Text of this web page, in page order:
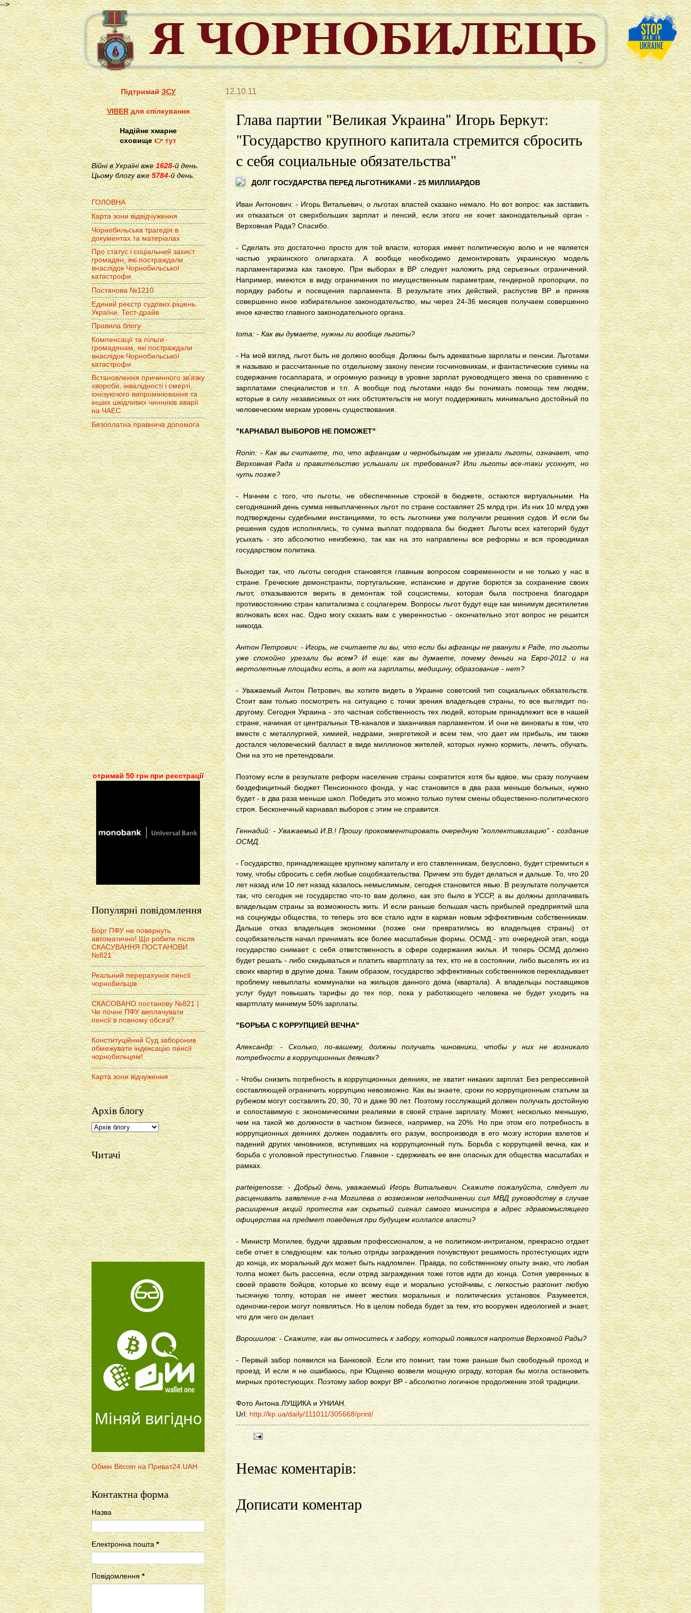
-->
12.10.11
Глава партии "Великая Украина" Игорь Беркут:
"Государство крупного капитала стремится сбросить
с себя социальные обязательства"
ДОЛГ ГОСУДАРСТВА ПЕРЕД ЛЬГОТНИКАМИ - 25 МИЛЛИАРДОВ
Иван Антонович: - Игорь Витальевич, о льготах властей сказано немало. Но вот вопрос: как заставить
их отказаться от сверхбольших зарплат и пенсий, если этого не хочет законодательный орган -
Верховная Рада? Спасибо.
- Сделать это достаточно просто для той власти, которая имеет политическую волю и не является
частью украинского олигархата. А вообще необходимо демонтировать украинскую модель
парламентаризма как таковую. При выборах в ВР следует наложить ряд серьезных ограничений.
Например, имеются в виду ограничения по имущественным параметрам, гендерной пропорции, по
порядку работы и посещения парламента. В результате этих действий, распустив ВР и приняв
совершенно иное избирательное законодательство, мы через 24-36 месяцев получаем совершенно
иное качество главного законодательного органа.
toma: - Как вы думаете, нужны ли вообще льготы?
- На мой взгляд, льгот быть не должно вообще. Должны быть адекватные зарплаты и пенсии. Льготами
я называю и рассчитанные по отдельному закону пенсии госчиновникам, и фантастические суммы на
содержание госаппарата, и огромную разницу в уровне зарплат руководящего звена по сравнению с
зарплатами специалистов и т.п. А вообще под льготами надо бы понимать помощь тем людям,
которые в силу независимых от них обстоятельств не могут поддерживать минимально достойный по
человеческим меркам уровень существования.
"КАРНАВАЛ ВЫБОРОВ НЕ ПОМОЖЕТ"
Ronin: - Как вы считаете, то, что афганцам и чернобыльцам не урезали льготы, означает, что
Верховная Рада и правительство услышали их требования? Или льготы все-таки усохнут, но
чуть позже?
- Начнем с того, что льготы, не обеспеченные строкой в бюджете, остаются виртуальными. На
сегодняшний день сумма невыплаченных льгот по стране составляет 25 млрд грн. Из них 10 млрд уже
подтверждены судебными инстанциями, то есть льготники уже получили решения судов. И если бы
решения судов исполнялись, то сумма выплат подорвала бы бюджет. Льготы всех категорий будут
усыхать - это абсолютно неизбежно, так как на это направлены все реформы и вся проводимая
государством политика.
Выходит так, что льготы сегодня становятся главным вопросом современности и не только у нас в
стране. Греческие демонстранты, португальские, испанские и другие борются за сохранение своих
льгот, отказываются верить в демонтаж той соцсистемы, которая была построена благодаря
противостоянию стран капитализма с соцлагерем. Вопросы льгот будут еще как минимум десятилетие
волновать всех нас. Одно могу сказать вам с уверенностью - окончательно этот вопрос не решится
никогда.
Антон Петрович: - Игорь, не считаете ли вы, что если бы афганцы не рванули к Раде, то льготы
уже спокойно урезали бы всем? И еще: как вы думаете, почему деньги на Евро-2012 и на
вертолетные площадки есть, а вот на зарплаты, медицину, образование - нет?
- Уважаемый Антон Петрович, вы хотите видеть в Украине советский тип социальных обязательств.
Стоит вам только посмотреть на ситуацию с точки зрения владельцев страны, то все выглядит по-
другому. Сегодня Украина - это частная собственность тех людей, которым принадлежит все в нашей
стране, начиная от центральных ТВ-каналов и заканчивая парламентом. И они не виноваты в том, что
вместе с металлургией, химией, недрами, энергетикой и всем тем, что дает им прибыль, им также
достался человеческий балласт в виде миллионов жителей, которых нужно кормить, лечить, обучать.
Они на это не претендовали.
Поэтому если в результате реформ население страны сократится хотя бы вдвое, мы сразу получаем
бездефицитный бюджет Пенсионного фонда, у нас становится в два раза меньше больных, нужно
будет - в два раза меньше школ. Победить это можно только путем смены общественно-политического
строя. Бесконечный карнавал выборов с этим не справится.
Геннадий: - Уважаемый И.В.! Прошу прокомментировать очередную "коллективизацию" - создание
ОСМД.
- Государство, принадлежащее крупному капиталу и его ставленникам, безусловно, будет стремиться к
тому, чтобы сбросить с себя любые соцобязательства. Причем это будет делаться и дальше. То, что 20
лет назад или 10 лет назад казалось немыслимым, сегодня становится явью. В результате получается
так, что сегодня не государство что-то вам должно, как это было в УССР, а вы должны доплачивать
владельцам страны за возможность жить. И если раньше большая часть прибылей предприятий шла
на соцнужды общества, то теперь это все стало идти в карман новым эффективным собственникам.
Дальше отказ владельцев экономики (позже они превратились во владельцев страны) от
соцобязательств начал принимать все более масштабные формы. ОСМД - это очередной этап, когда
государство снимает с себя ответственность в сфере содержания жилья. И теперь ОСМД должно
будет решать - либо скидываться и платить квартплату за тех, кто не в состоянии, либо выселять их из
своих квартир в другие дома. Таким образом, государство эффективных собственников перекладывает
проблему невыплаты коммуналки на жильцов данного дома (квартала). А владельцы поставщиков
услуг будут повышать тарифы до тех пор, пока у работающего человека не будет уходить на
квартплату минимум 50% зарплаты.
"БОРЬБА С КОРРУПЦИЕЙ ВЕЧНА"
Александр: - Сколько, по-вашему, должны получать чиновники, чтобы у них не возникало
потребности в коррупционных деяниях?
- Чтобы снизить потребность в коррупционных деяниях, не хватит никаких зарплат. Без репрессивной
составляющей ограничить коррупцию невозможно. Как вы знаете, сроки по коррупционным статьям за
рубежом могут составлять 20, 30, 70 и даже 90 лет. Поэтому госслужащий должен получать достойную
и сопоставимую с экономическими реалиями в своей стране зарплату. Может, несколько меньшую,
чем на такой же должности в частном бизнесе, например, на 20%. Но при этом его потребность в
коррупционных деяниях должен подавлять его разум, воспроизводя в его мозгу истории взлетов и
падений других чиновников, вступивших на коррупционный путь. Борьба с коррупцией вечна, как и
борьба с уголовной преступностью. Главное - сдерживать ее вне опасных для общества масштабах и
рамках.
parteigenosse: - Добрый день, уважаемый Игорь Витальевич. Скажите пожалуйста, следует ли
расценивать заявление г-на Могилева о возможном неподчинении сил МВД руководству в случае
расширения акций протеста как скрытый сигнал самого министра в адрес здравомыслящего
офицерства на предмет поведения при будущем коллапсе власти?
- Министр Могилев, будучи здравым профессионалом, а не политиком-интриганом, прекрасно отдает
себе отчет в следующем: как только отряды заграждения почувствуют решимость протестующих идти
до конца, их моральный дух может быть надломлен. Правда, по собственному опыту знаю, что любая
толпа может быть рассеяна, если отряд заграждения тоже готов идти до конца. Сотня уверенных в
своей правоте бойцов, которые ко всему еще и морально устойчивы, с легкостью разгонит любую
тысячную толпу, которая не имеет жестких моральных и политических установок. Разумеется,
одиночки-герои могут появляться. Но в целом победа будет за тем, кто вооружен идеологией и знает,
что для чего он делает.
Ворошилов: - Скажите, как вы относитесь к забору, который появился напротив Верховной Рады?
- Первый забор появился на Банковой. Если кто помнит, там тоже раньше был свободный проход и
проезд. И если я не ошибаюсь, при Ющенко возвели мощную ограду, которая бы могла остановить
мирных протестующих. Поэтому забор вокруг ВР - абсолютно логичное продолжение этой традиции.
Фото Антона ЛУЩИКА и УНИАН.
Url: http://kp.ua/daily/111011/305668/print/
Немає коментарів:
Дописати коментар
ПідтримайЗСУ
VIBERдля спілкування
Надійне хмарне
сховище👉 тут
Війні в Україні вже1628-й день.
Цьому блогу вже 5784-й день.
ГОЛОВНА
Карта зони відвідчуження
Чорнобильська трагедія в
документах та матеріалах
Про статус і соціальний захист
громадян, які постраждали
внаслідок Чорнобильської
катастрофи
Постанова №1210
Единий реєстр судових рішень
України. Тест-драйв
Правила блогу
Компенсації та пільги
громадянам, які постраждали
внаслідок Чорнобильської
катастрофи
Встановлення причинного зв'язку
хвороби, інвалідності і смерті,
іонізуючого випромінювання та
інших шкідливих чинників аварії
на ЧАЕС
Безоплатна правнича допомога
отримай 50 грн при реєстрації
Популярні повідомлення
Борг ПФУ не повернуть
автоматично! Що робити після
СКАСУВАННЯ ПОСТАНОВИ
№821
Реальний перерахунок пенсії
чорнобильців
СКАСОВАНО постанову №821 |
Чи почне ПФУ виплачувати
пенсії в повному обсязі?
Конституційний Суд заборонив
обмежувати індексацію пенсії
чорнобильцям!
Карта зони відчуження
Архів блогу
Читачі
Міняй вигідно
Обмін Bitcoin на Приват24 UAH
Контактна форма
Назва
Електронна пошта*
Повідомлення *